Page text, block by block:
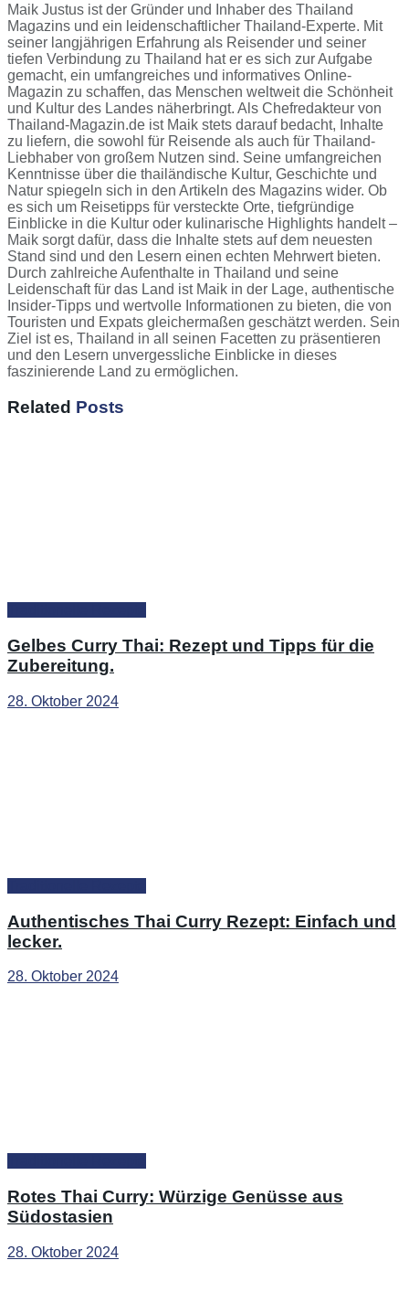
Maik Justus ist der Gründer und Inhaber des Thailand
Magazins und ein leidenschaftlicher Thailand-Experte. Mit
seiner langjährigen Erfahrung als Reisender und seiner
tiefen Verbindung zu Thailand hat er es sich zur Aufgabe
gemacht, ein umfangreiches und informatives Online-
Magazin zu schaffen, das Menschen weltweit die Schönheit
und Kultur des Landes näherbringt. Als Chefredakteur von
Thailand-Magazin.de ist Maik stets darauf bedacht, Inhalte
zu liefern, die sowohl für Reisende als auch für Thailand-
Liebhaber von großem Nutzen sind. Seine umfangreichen
Kenntnisse über die thailändische Kultur, Geschichte und
Natur spiegeln sich in den Artikeln des Magazins wider. Ob
es sich um Reisetipps für versteckte Orte, tiefgründige
Einblicke in die Kultur oder kulinarische Highlights handelt –
Maik sorgt dafür, dass die Inhalte stets auf dem neuesten
Stand sind und den Lesern einen echten Mehrwert bieten.
Durch zahlreiche Aufenthalte in Thailand und seine
Leidenschaft für das Land ist Maik in der Lage, authentische
Insider-Tipps und wertvolle Informationen zu bieten, die von
Touristen und Expats gleichermaßen geschätzt werden. Sein
Ziel ist es, Thailand in all seinen Facetten zu präsentieren
und den Lesern unvergessliche Einblicke in dieses
faszinierende Land zu ermöglichen.
Related Posts
Gelbes Curry Thai: Rezept und Tipps für die
Zubereitung.
28. Oktober 2024
Authentisches Thai Curry Rezept: Einfach und
lecker.
28. Oktober 2024
Rotes Thai Curry: Würzige Genüsse aus
Südostasien
28. Oktober 2024